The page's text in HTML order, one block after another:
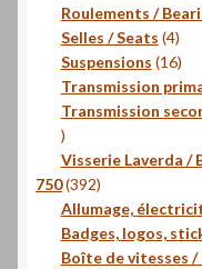
Roulements /
Selles / Seats 44
Suspensions 1616
Transmission
Transmission
16
produits
Visserie Laverda /
750 392392
produits
Allumage,
Badges, logos,
Boîte de vitesses /